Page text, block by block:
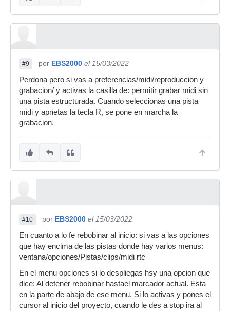
#9 por EBS2000 el 15/03/2022
Perdona pero si vas a preferencias/midi/reproduccion y
grabacion/ y activas la casilla de: permitir grabar midi sin
una pista estructurada. Cuando seleccionas una pista
midi y aprietas la tecla R, se pone en marcha la
grabacion.
#10 por EBS2000 el 15/03/2022
En cuanto a lo fe rebobinar al inicio: si vas a las opciones
que hay encima de las pistas donde hay varios menus:
ventana/opciones/Pistas/clips/midi rtc
En el menu opciones si lo despliegas hsy una opcion que
dice: Al detener rebobinar hastael marcador actual. Esta
en la parte de abajo de ese menu. Si lo activas y pones el
cursor al inicio del proyecto, cuando le des a stop ira al